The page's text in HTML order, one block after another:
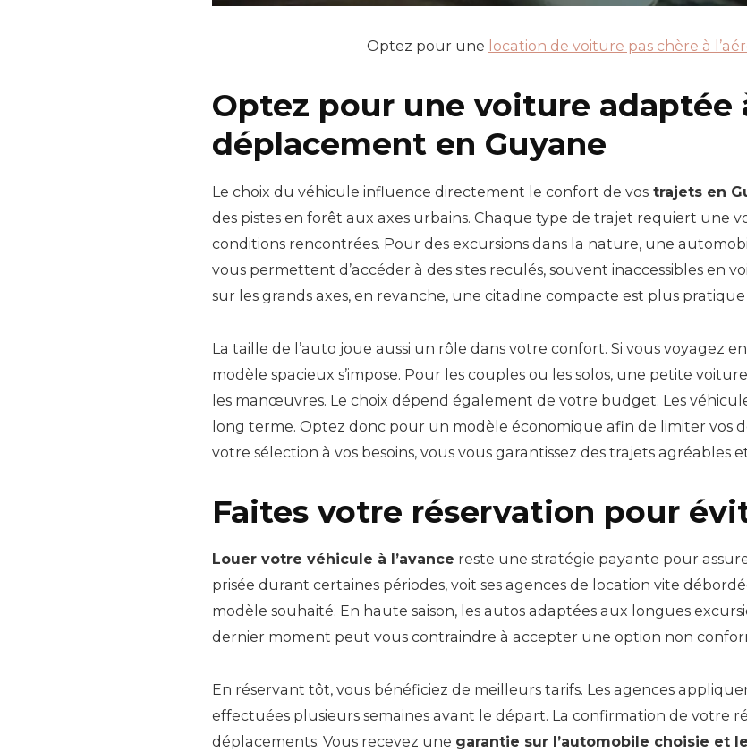
Optez pour une location de voiture pas chère à
Optez pour une voiture adaptée
déplacement en Guyane
Le choix du véhicule influence directement le confort de vos trajets en
des pistes en forêt aux axes urbains. Chaque type de trajet requiert une
conditions rencontrées. Pour des excursions dans la nature, une
vous permettent d’accéder à des sites reculés, souvent inaccessibles en
sur les grands axes, en revanche, une citadine compacte est plus
La taille de l’auto joue aussi un rôle dans votre confort. Si vous voyagez
modèle spacieux s’impose. Pour les couples ou les solos, une petite
les manœuvres. Le choix dépend également de votre budget. Les
long terme. Optez donc pour un modèle économique afin de limiter vos
votre sélection à vos besoins, vous vous garantissez des trajets agréables
Faites votre réservation pour
Louer votre véhicule à l’avance reste une stratégie payante pour
prisée durant certaines périodes, voit ses agences de location vite
modèle souhaité. En haute saison, les autos adaptées aux longues
dernier moment peut vous contraindre à accepter une option non
En réservant tôt, vous bénéficiez de meilleurs tarifs. Les agences
effectuées plusieurs semaines avant le départ. La confirmation de votre
déplacements. Vous recevez une garantie sur l’automobile choisie et